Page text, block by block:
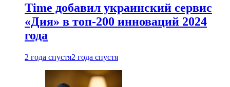
Time добавил украинский сервис
«Дия» в топ-200 инноваций 2024
года
2 года спустя2 года спустя